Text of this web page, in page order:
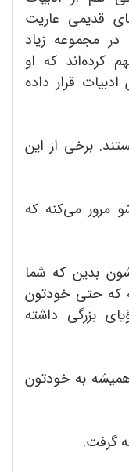
قدیمی عاریت
مجموعه زیاد
کرده‌اند که او
قرار داده
برخی از این
مرور می‌کنه که
بدین که شما
که حتی خودتون
بزرگی داشته
همیشه به خودتون
گرفت.